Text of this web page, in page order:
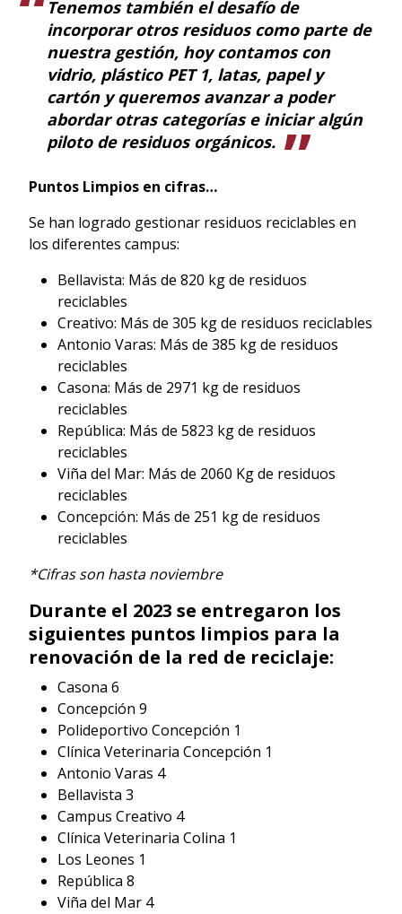
Tenemos también el desafío de
incorporar otros residuos como parte de
nuestra gestión, hoy contamos con
vidrio, plástico PET 1, latas, papel y
cartón y queremos avanzar a poder
abordar otras categorías e iniciar algún
piloto de residuos orgánicos.
Puntos Limpios en cifras…
Se han logrado gestionar residuos reciclables en
los diferentes campus:
Bellavista: Más de 820 kg de residuos
reciclables
Creativo: Más de 305 kg de residuos reciclables
Antonio Varas: Más de 385 kg de residuos
reciclables
Casona: Más de 2971 kg de residuos
reciclables
República: Más de 5823 kg de residuos
reciclables
Viña del Mar: Más de 2060 Kg de residuos
reciclables
Concepción: Más de 251 kg de residuos
reciclables
*Cifras son hasta noviembre
Durante el 2023 se entregaron los
siguientes puntos limpios para la
renovación de la red de reciclaje:
Casona 6
Concepción 9
Polideportivo Concepción 1
Clínica Veterinaria Concepción 1
Antonio Varas 4
Bellavista 3
Campus Creativo 4
Clínica Veterinaria Colina 1
Los Leones 1
República 8
Viña del Mar 4